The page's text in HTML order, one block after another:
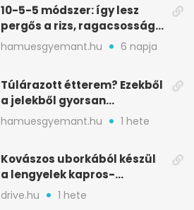
10-5-5 módszer: így lesz
pergős a rizs, ragacsosság
nélkül
hamuesgyemant.hu 6 napja
Túlárazott étterem? Ezekből
a jelekből gyorsan
észreveheted
hamuesgyemant.hu 1 hete
Kovászos uborkából készül
a lengyelek kapros-
savanykás levese
drive.hu 1 hete